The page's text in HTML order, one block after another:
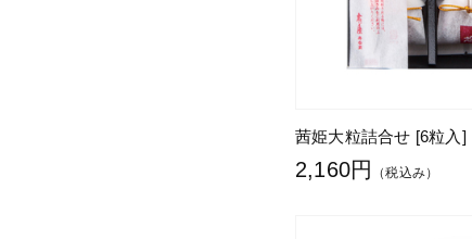
茜姫大粒詰合せ [6粒入]
2,160円 （税込み）